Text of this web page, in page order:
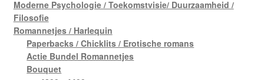
Moderne Psychologie / Toekomstvisie/ Duurzaamheid /
Filosofie
Romannetjes / Harlequin
Paperbacks / Chicklits / Erotische romans
Actie Bundel Romannetjes
Bouquet